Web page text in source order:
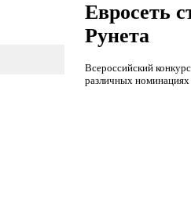
Евросеть
Рунета
Всероссийский
различных номинациях